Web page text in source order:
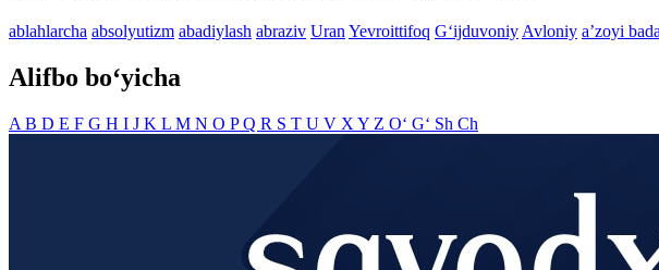
ablahlarcha absolyutizm abadiylash abraziv Uran Yevroittifoq G‘ijduvoniy Avloniy aʼzoyi
Alifbo bo‘yicha
A B D E F G H I J K L M N O PQ R S T U V X Y Z O‘ G‘ Sh Ch